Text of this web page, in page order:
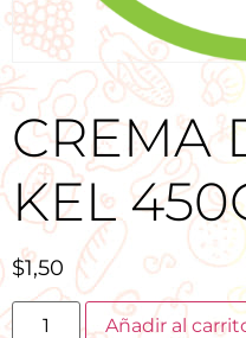
CREMA
KEL
$1,50
Añadir al